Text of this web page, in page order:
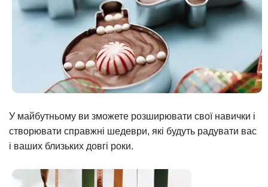
У майбутньому ви зможете розширювати свої навички і
створювати справжні шедеври, які будуть радувати вас
і ваших близьких довгі роки.